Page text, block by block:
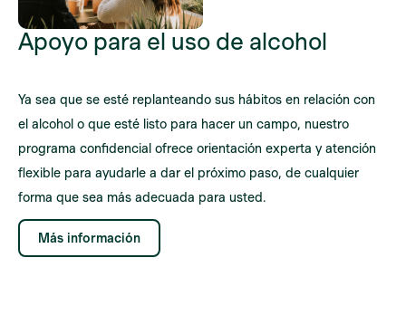
Apoyo para el uso de alcohol
Ya sea que se esté replanteando sus hábitos en relación con
el alcohol o que esté listo para hacer un campo, nuestro
programa confidencial ofrece orientación experta y atención
flexible para ayudarle a dar el próximo paso, de cualquier
forma que sea más adecuada para usted.
Más información